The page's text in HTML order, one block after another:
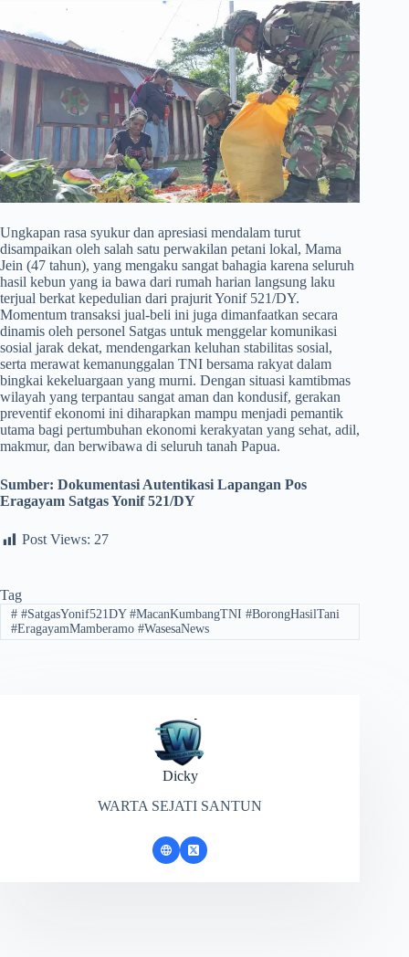
​Ungkapan rasa syukur dan apresiasi mendalam turut
disampaikan oleh salah satu perwakilan petani lokal, Mama
Jein (47 tahun), yang mengaku sangat bahagia karena seluruh
hasil kebun yang ia bawa dari rumah harian langsung laku
terjual berkat kepedulian dari prajurit Yonif 521/DY.
Momentum transaksi jual-beli ini juga dimanfaatkan secara
dinamis oleh personel Satgas untuk menggelar komunikasi
sosial jarak dekat, mendengarkan keluhan stabilitas sosial,
serta merawat kemanunggalan TNI bersama rakyat dalam
bingkai kekeluargaan yang murni. Dengan situasi kamtibmas
wilayah yang terpantau sangat aman dan kondusif, gerakan
preventif ekonomi ini diharapkan mampu menjadi pemantik
utama bagi pertumbuhan ekonomi kerakyatan yang sehat, adil,
makmur, dan berwibawa di seluruh tanah Papua.
Sumber: Dokumentasi Autentikasi Lapangan Pos
Eragayam Satgas Yonif 521/DY
Post Views: 27
Tag
##SatgasYonif521DY #MacanKumbangTNI #BorongHasilTani
#EragayamMamberamo #WasesaNews
Dicky
WARTA SEJATI SANTUN